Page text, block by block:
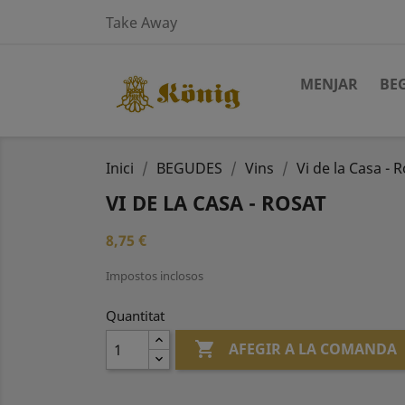
Take Away
MENJAR
Inici BEGUDES Vins Vi de la Casa -
VI DE LA CASA - ROSAT
8,75 €
Impostos inclosos
Quantitat
 AFEGIR A LA COMANDA